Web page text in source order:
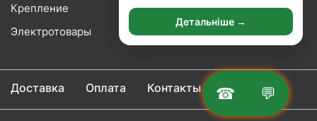
☎ 💬
Детальніше →
Крепление
Электротовары
Доставка Оплата Контакты